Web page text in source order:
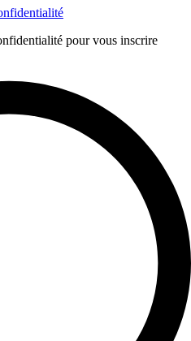
pour vous inscrire